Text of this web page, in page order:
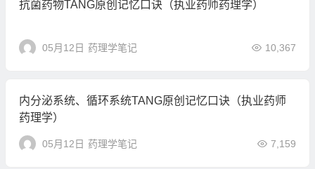
抗菌药物TANG原创记忆口诀（执业药师药理学）
05月12日 药理学笔记 10,367
内分泌系统、循环系统TANG原创记忆口诀（执业药师
药理学）
05月12日 药理学笔记 7,159